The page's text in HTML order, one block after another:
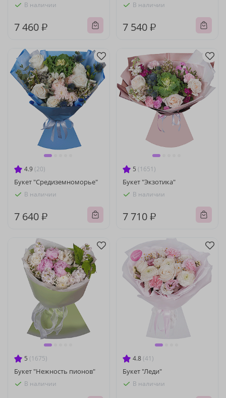
В наличии
7 460 ₽
В наличии
7 540 ₽
4.9 (20)
Букет "Средиземноморье"
В наличии
7 640 ₽
5 (1651)
Букет "Экзотика"
В наличии
7 710 ₽
5 (1675)
Букет "Нежность пионов"
В наличии
4.8 (41)
Букет "Леди"
В наличии